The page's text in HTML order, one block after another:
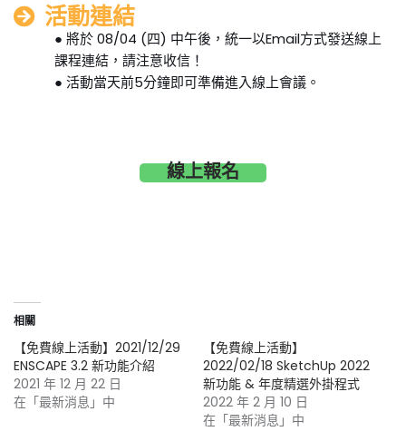
活動連結
● 將於 08/04 (四) 中午後，統一以Email方式發送線上
課程連結，請注意收信！
● 活動當天前5分鐘即可準備進入線上會議。
線上報名
相關
【免費線上活動】2021/12/29
ENSCAPE 3.2 新功能介紹
2021 年 12 月 22 日
在「最新消息」中
【免費線上活動】
2022/02/18 SketchUp 2022
新功能 & 年度精選外掛程式
2022 年 2 月 10 日
在「最新消息」中